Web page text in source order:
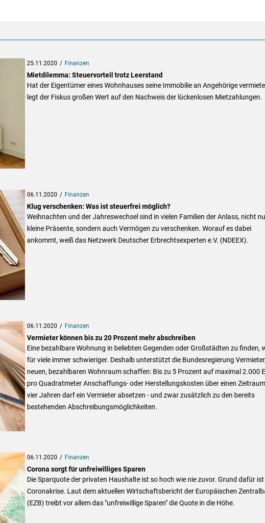
25.11.2020 Finanzen
Mietdilemma: Steuervorteil trotz Leerstand
Hat der Eigentümer eines Wohnhauses seine Immobilie an Angehörige
legt der Fiskus großen Wert auf den Nachweis der lückenlosen Mietzahlungen.
06.11.2020 Finanzen
Klug verschenken: Was ist steuerfrei möglich?
Weihnachten und der Jahreswechsel sind in vielen Familien der Anlass, nicht
kleine Präsente, sondern auch Vermögen zu verschenken. Worauf es dabei
ankommt, weiß das Netzwerk Deutscher Erbrechtsexperten e.V. (NDEEX).
06.11.2020 Finanzen
Vermieter können bis zu 20 Prozent mehr abschreiben
Eine bezahlbare Wohnung in beliebten Gegenden oder Großstädten zu finden,
für viele immer schwieriger. Deshalb unterstützt die Bundesregierung
neuen, bezahlbaren Wohnraum schaffen: Bis zu 5 Prozent auf maximal 2.000
pro Quadratmeter Anschaffungs- oder Herstellungskosten über einen
vier Jahren darf ein Vermieter absetzen - und zwar zusätzlich zu den bereits
bestehenden Abschreibungsmöglichkeiten.
06.11.2020 Finanzen
Corona sorgt für unfreiwilliges Sparen
Die Sparquote der privaten Haushalte ist so hoch wie nie zuvor. Grund dafür ist
Coronakrise. Laut dem aktuellen Wirtschaftsbericht der Europäischen
(EZB) treibt vor allem das "unfreiwillige Sparen" die Quote in die Höhe.